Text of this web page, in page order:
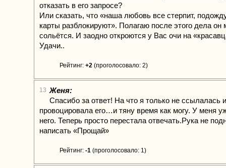
отказать в его запросе?
Или сказать, что «наша любовь все стерпит,
карты разблокируют». Полагаю после этого дела он
сольётся. И заодно откроются у Вас очи на
Удачи..
Рейтинг: +2 (проголосовало: 2)
13 Женя:
Спасибо за ответ! На что я только не ссылалась и
провоцировала его…и тяну время как могу. У меня
него. Теперь просто перестала отвечать.Рука не
написать «Прощай»
Рейтинг: -1 (проголосовало: 1)